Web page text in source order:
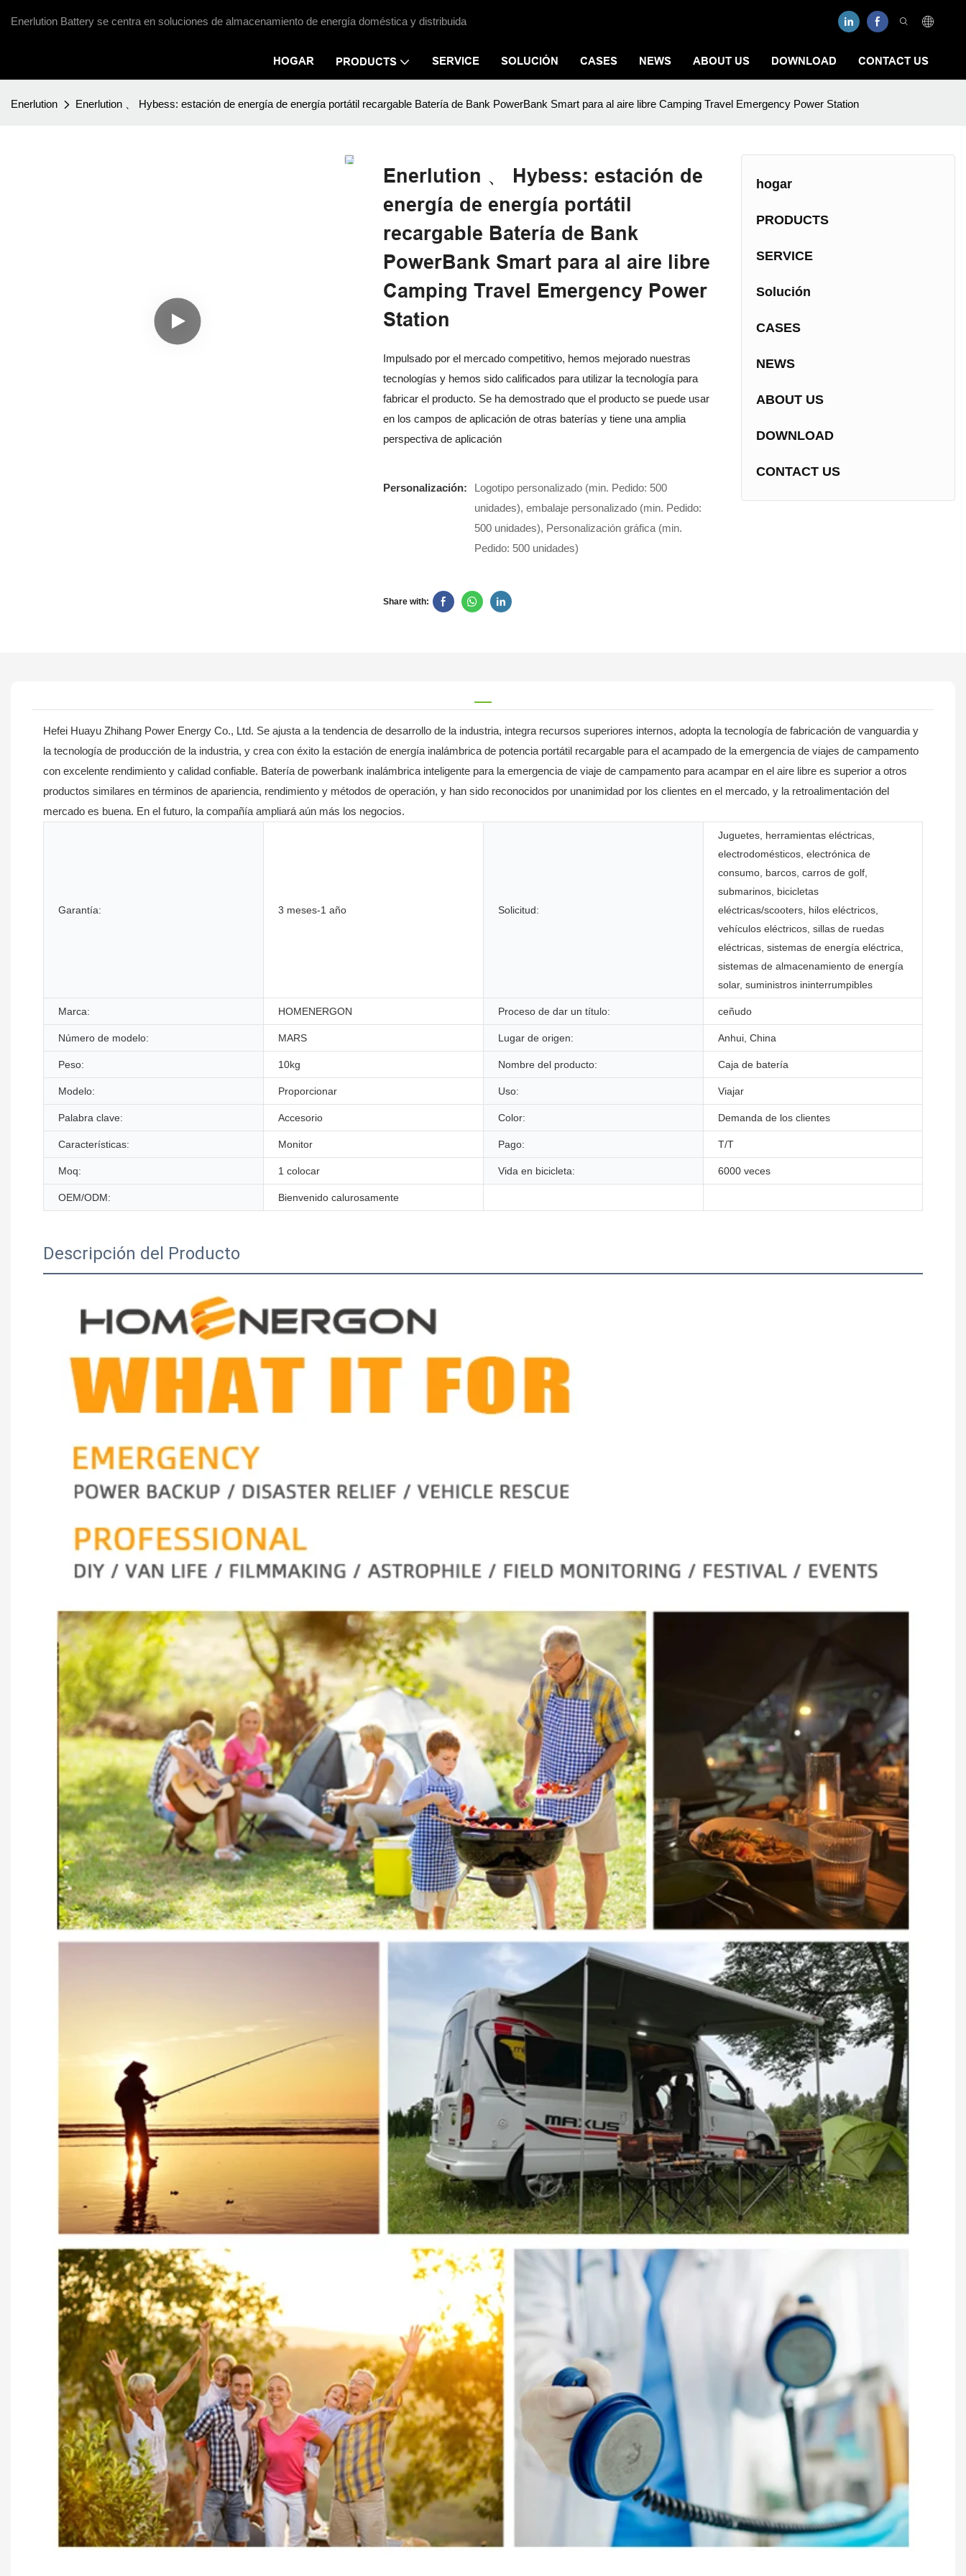
Enerlution Battery se centra en soluciones de almacenamiento de energía doméstica y distribuida
HOGAR PRODUCTS SERVICE SOLUCIÓN CASES NEWS ABOUT US DOWNLOAD CONTACT US
Enerlution Enerlution 、 Hybess: estación de energía de energía portátil recargable Batería de Bank PowerBank Smart para al aire libre Camping Travel Emergency Power Station
Enerlution 、 Hybess: estación de
energía de energía portátil
recargable Batería de Bank
PowerBank Smart para al aire libre
Camping Travel Emergency Power
Station
Impulsado por el mercado competitivo, hemos mejorado nuestras
tecnologías y hemos sido calificados para utilizar la tecnología para
fabricar el producto. Se ha demostrado que el producto se puede usar
en los campos de aplicación de otras baterías y tiene una amplia
perspectiva de aplicación
Personalización:
Logotipo personalizado (min. Pedido: 500
unidades), embalaje personalizado (min. Pedido:
500 unidades), Personalización gráfica (min.
Pedido: 500 unidades)
Share with:
hogar
PRODUCTS
SERVICE
Solución
CASES
NEWS
ABOUT US
DOWNLOAD
CONTACT US
Hefei Huayu Zhihang Power Energy Co., Ltd. Se ajusta a la tendencia de desarrollo de la industria, integra recursos superiores internos, adopta la tecnología de fabricación de vanguardia y
la tecnología de producción de la industria, y crea con éxito la estación de energía inalámbrica de potencia portátil recargable para el acampado de la emergencia de viajes de campamento
con excelente rendimiento y calidad confiable. Batería de powerbank inalámbrica inteligente para la emergencia de viaje de campamento para acampar en el aire libre es superior a otros
productos similares en términos de apariencia, rendimiento y métodos de operación, y han sido reconocidos por unanimidad por los clientes en el mercado, y la retroalimentación del
mercado es buena. En el futuro, la compañía ampliará aún más los negocios.
Garantía: 3 meses-1 año Solicitud:
Juguetes, herramientas eléctricas,
electrodomésticos, electrónica de
consumo, barcos, carros de golf,
submarinos, bicicletas
eléctricas/scooters, hilos eléctricos,
vehículos eléctricos, sillas de ruedas
eléctricas, sistemas de energía eléctrica,
sistemas de almacenamiento de energía
solar, suministros ininterrumpibles
Marca: HOMENERGON Proceso de dar un título: ceñudo
Número de modelo: MARS Lugar de origen: Anhui, China
Peso: 10kg Nombre del producto: Caja de batería
Modelo: Proporcionar Uso: Viajar
Palabra clave: Accesorio Color: Demanda de los clientes
Características: Monitor Pago: T/T
Moq: 1 colocar Vida en bicicleta: 6000 veces
OEM/ODM: Bienvenido calurosamente
Descripción del Producto